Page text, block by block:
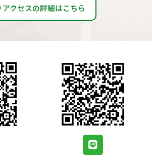
アクセスの詳細はこちら